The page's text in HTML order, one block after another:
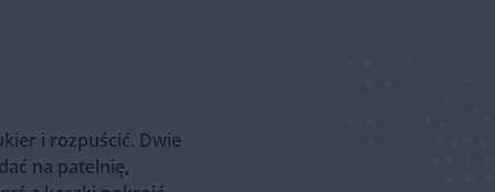
i rozpuścić. Dwie
na patelnię,